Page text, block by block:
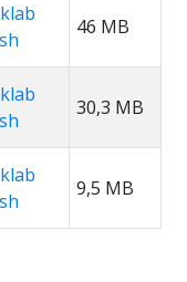
46 MB
30,3 MB
9,5 MB